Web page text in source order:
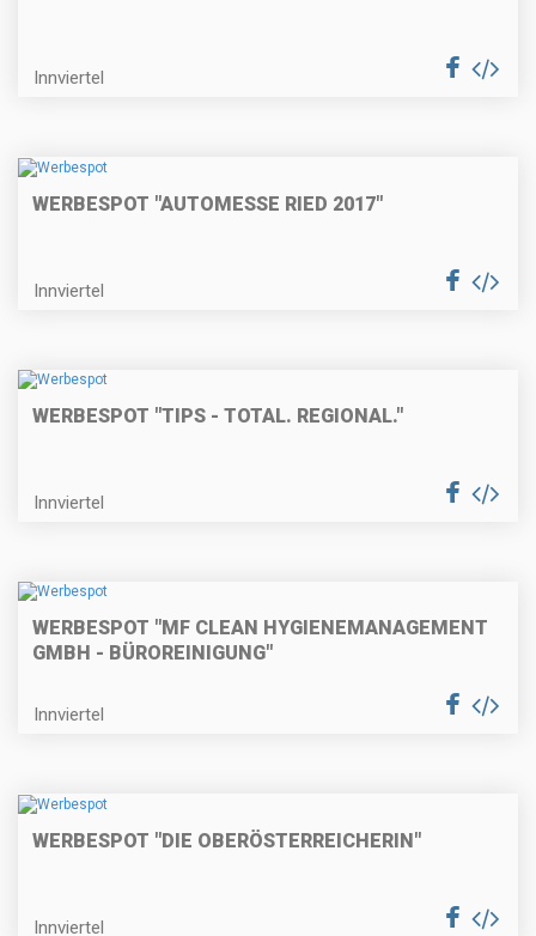
Innviertel
WERBESPOT "AUTOMESSE RIED 2017"
Innviertel
WERBESPOT "TIPS - TOTAL. REGIONAL."
Innviertel
WERBESPOT "MF CLEAN HYGIENEMANAGEMENT
GMBH - BÜROREINIGUNG"
Innviertel
WERBESPOT "DIE OBERÖSTERREICHERIN"
Innviertel